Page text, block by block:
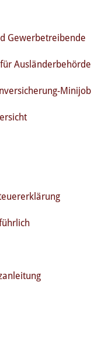
Gewerbetreibende
Ausländerbehörde
Minijob